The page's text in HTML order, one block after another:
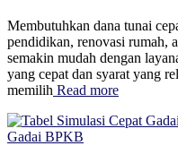
Membutuhkan dana tunai
pendidikan, renovasi rumah,
semakin mudah dengan
yang cepat dan syarat yang
memilih Read more
Gadai BPKB